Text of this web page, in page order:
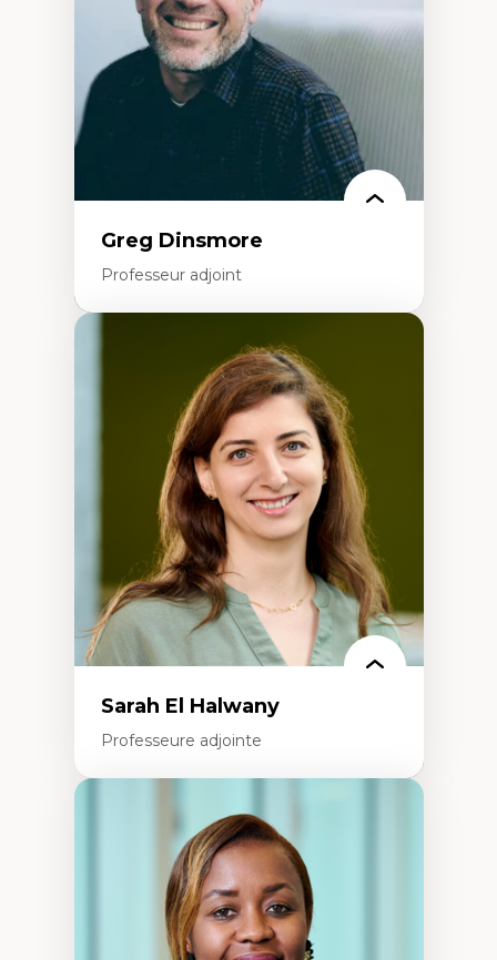
technologies numériques
Résistances et droits numériques
Internet des objets
Métavers
Problématiques relatives à l’intelligence
artificielle, l’apprentissage machine et les
Féminismes et nouvelles technologies
Greg Dinsmore
Professeur adjoint
Fragmentation des auditoires médiatiques
Analyse multi-plateforme des auditoires
médiatiques
Analyse des comportements numériques à
travers les données massives et l’IA
Recherche quantitative et qualitative sur
les auditoires médiatiques
Épistémologie des techniques de recherche
numérique et l’IA
Théorie des droits de la personne
La pensée politique d’Hannah Arendt
La pensée politique à l’ère numérique
Justice internationale et normes
internationales
Sarah El Halwany
Professeure adjointe
Les apports pédagogiques des théories de
l'affect, du posthumanisme, du féminisme
dans l'éducation aux sciences
L'apprentissage des sciences/STIM dans une
perspective socioécologique de care
L’insertion professionnelle des
enseignant.e.s